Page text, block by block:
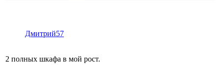
Дмитрий57
2 полных шкафа в мой рост.